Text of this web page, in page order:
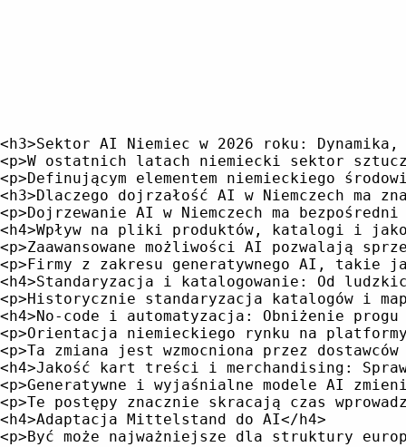
<h3>Sektor AI Niemiec w 2026 roku: Dynamika, Skala i Transformacja Sektorowa</h3>
<p>W ostatnich latach niemiecki sektor sztucznej inteligencji (AI) rozwijał się w sposób zauważalny, przechodząc od eksperymentów niszowych do szerokiego zastosowania i rzeczywistego wdrażania produktów. Rok 2026 to istotny punkt zwrotny: liczba niemieckich startupów AI wzrosła o 35% rok do roku, osiągając prawie 700 firm, a przychody rynkowe w 2023 roku przekroczyły 15 miliardów dolarów, z prognozami przekraczającymi 100 miliardów dolarów do 2030 roku. Berlin, Monachium i Heidelberg stanowią dynamiczne epicentra – każde z unikalnym ukierunkowaniem na działalność startupów, a także na głębokie badania – przy czym cały ekosystem korzysta z silnego wsparcia rządu i UE dla odpowiedzialnych i przejrzystych rozwiązań AI.</p>
<p>Definującym elementem niemieckiego środowiska AI jest konsolidacja między badaniami, startupami i ugruntowanymi przedsiębiorstwami. Ustawa UE o AI i krajowe strategie AI rządu niemieckiego nie tylko ustanowiły wzorce regulacyjne, ale także umieściły kraj w roli lidera w rozwoju AI opartej na zastosowaniach i skupionej na człowieku. Priorytetem pozostaje zdecydowanie transformacja B2B: zamiast dążyć do viralnych aplikacji konsumenckich, niemieckie firmy integrują AI w automatyzację przemysłową, zarządzanie treścią firmową, produkcję, opiekę zdrowotną, finanse i wiele innych obszarów.</p>
<h3>Dlaczego dojrzałość AI w Niemczech ma znaczenie dla e-commerce i infrastruktury kontenowej</h3>
<p>Dojrzewanie AI w Niemczech ma bezpośredni wpływ na operacje e-commerce i szerszą infrastrukturę biznesów opartych na treściach.</p>
<h4>Wpływ na pliki produktów, katalogi i jakość treści</h4>
<p>Zaawansowane możliwości AI pozwalają sprzedawcom detalicznym zasadniczo poprawić strukturę i jakość plików produktów – kluczowego elementu handlu wielokanałowego, personalizacji i odkrywania produktów. Firmy takie jak Deepset, Qdrant i Jina AI dostarczają podstawową technologię dla szybkiego, skalowalnego i kontekstowego wyszukiwania i rekomendacji. Systemy wyszukiwania neuronalnego i wektorowego umożliwiają platformom indeksowanie nieustrukturyzowanych danych produktów, obrazów i dokumentów, co pozwala na bogatsze doświadczenia w katalogach i ścieżkach odkrywania produktów. Rozwiązuje to trwały problem w europejskim e-commerce: niekompletne lub źle oznaczane wpisy produktów, które prowadzą do strat przychodów i słabej zaangażowania użytkowników.</p>
<p>Firmy z zakresu generatywnego AI, takie jak Lengoo i Cambrium, idą o krok dalej – wykorzystując modele szkolone na treściach konkretnego klienta, aby tworzyć, tłumaczyć i dostosowywać opisy produktów masowo, zachowując jednocześnie dokładność i głos marki. W efekcie poprawia się szybkość i kompletność, z jaką nowe SKU są wprowadzane online, co bezpośrednio wpływa na elastyczność asortymentu i potencjał sprzedaży.</p>
<h4>Standaryzacja i katalogowanie: Od ludzkich wąskich gardeł do inteligentnej automatyzacji</h4>
<p>Historycznie standaryzacja katalogów i mapowanie atrybutów w dużych konfiguracjach wielopedycyjnych lub rynkowych wymagało znaczących nakładów pracy ręcznej. Automatyzacja oparta na AI jest teraz w stanie przetwarzać różne formaty danych, pojedynczo rozpatrywać warianty i egzekwować taksonomie w czasie rzeczywistym. Na przykład Hypatos i Arago automatyzują wyciąganie i walidację danych dotyczących produktów i dokumentacji, zmniejszając błędy i maksymalizując zgodność. Te możliwości są szczególnie ważne w kontekstach regulowanych lub transgranicznych, odzwierciedlając surowe standardy prywatności i zarządzania danymi, które są stosowane w niemieckich rozwiązaniach AI. Zastanów się, jak &lt;a href="/pl/blog/how-to-create-a-description-for-a-website/"&gt;tworzenie opisów produktów&lt;/a&gt; mogłoby skorzystać z tego procesu.</p>
<h4>No-code i automatyzacja: Obniżenie progu dostępu do operacji opartych na AI</h4>
<p>Orientacja niemieckiego rynku na platformy no-code klasy biznesowej jest kolejną zauważalną tendencją. Rozwiązania takie jak n8n i Cognigy wyposażają zespoły biznesowe – bez głębokich umiejętności technicznych – w projektowanie, wdrażanie i modyfikowanie zautomatyzowanych przepływów roboczych, obejmujących wszystko od synchronizacji zapasów po komunikację wielujęzyczną z klientami. Obecność wysoce konfigurowalnych narzędzi do przepływów roboczych natywnych dla AI oznacza, że sprzedawcy detaliczni i marki mogą szybciej iterować, reagując na zmiany podaży, popytu lub regulacji prawie w czasie rzeczywistym. Dowiedz się więcej na temat &lt;a href="/pl/blog/common-mistakes-in-product-feed-uploads/"&gt;częstych problemów z przesyłaniem plików produktów&lt;/a&gt;, aby jeszcze lepiej zrozumieć te procesy.</p>
<p>Ta zmiana jest wzmocniona przez dostawców zorientowanych na B2B, takich jak Ada Health (onboarding treści zdrowotnych), Infarm (logistyka dostaw w rolnictwie) i DeepL (infrastruktura językowa i tłumaczeniowa), których API i zestawy narzędzi programistycznych można bezproblemowo podłączyć do istniejących backendów e-commerce. Akcent na łatwą integrację i przejrzystość gwarantuje, że te systemy AI nie tylko generują wartość, ale również spełniają surowe wymagania dotyczące prywatności i interpretowalności w europejskim biznesie.</p>
<h4>Jakość kart treści i merchandising: Spraw, aby dane SKU pracowały ciężej</h4>
<p>Generatywne i